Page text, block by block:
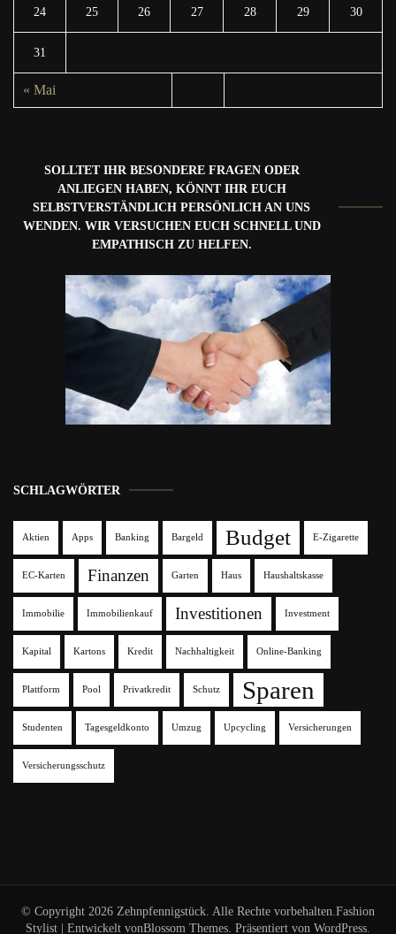
24 25 26 27 28 29 30
31
« Mai
SOLLTET IHR BESONDERE FRAGEN ODER
ANLIEGEN HABEN, KÖNNT IHR EUCH
SELBSTVERSTÄNDLICH PERSÖNLICH AN UNS
WENDEN. WIR VERSUCHEN EUCH SCHNELL UND
EMPATHISCH ZU HELFEN.
SCHLAGWÖRTER
Aktien Apps Banking Bargeld Budget E-Zigarette
EC-Karten Finanzen Garten Haus Haushaltskasse
Immobilie Immobilienkauf Investitionen Investment
Kapital Kartons Kredit Nachhaltigkeit Online-Banking
Plattform Pool Privatkredit Schutz Sparen
Studenten Tagesgeldkonto Umzug Upcycling Versicherungen
Versicherungsschutz
© Copyright 2026 Zehnpfennigstück . Alle Rechte vorbehalten. Fashion
Stylist | Entwickelt vonBlossom Themes . Präsentiert von WordPress